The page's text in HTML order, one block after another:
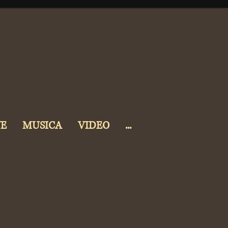
MUSICA VIDEO ...